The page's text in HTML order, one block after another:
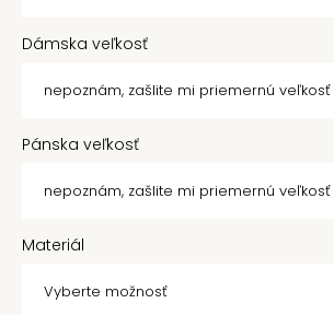
Dámska veľkosť
Pánska veľkosť
Materiál